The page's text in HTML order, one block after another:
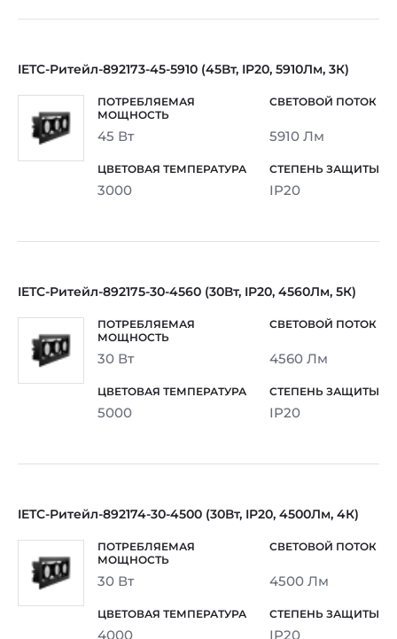
IETC-Ритейл-892173-45-5910 (45Вт, IP20, 5910Лм, 3К)
45 Вт 5910 Лм
3000 IP20
IETC-Ритейл-892175-30-4560 (30Вт, IP20, 4560Лм, 5К)
30 Вт 4560 Лм
5000 IP20
IETC-Ритейл-892174-30-4500 (30Вт, IP20, 4500Лм, 4К)
30 Вт 4500 Лм
4000 IP20